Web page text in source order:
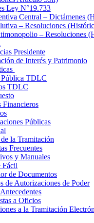
Ley N°19.733
Central – Dictámenes
– Resoluciones
– Resoluciones
Presidente
de Interés y Patrimonio
Pública TDLC
TDLC
Financieros
Públicas
la Tramitación
Frecuentes
y Manuales
Fácil
de Documentos
de Autorizaciones de Poder
a Oficios
a la Tramitación